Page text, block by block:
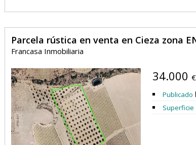
Parcela rústica en venta en Cieza zona
Francasa Inmobiliaria
34.000 €
Publicado
Superficie